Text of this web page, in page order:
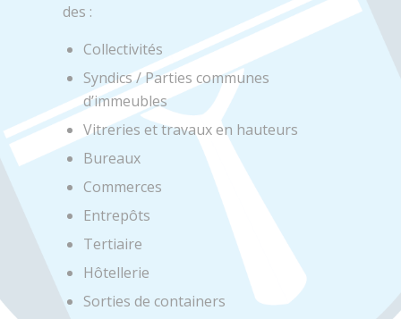
des :
Collectivités
Syndics / Parties communes
d’immeubles
Vitreries et travaux en hauteurs
Bureaux
Commerces
Entrepôts
Tertiaire
Hôtellerie
Sorties de containers